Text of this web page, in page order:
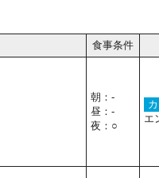
食事条件
朝：-
昼：-
夜：○
エ